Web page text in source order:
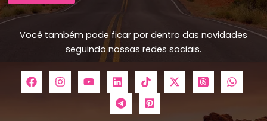
Você também pode ficar por dentro das novidades
seguindo nossas redes sociais.